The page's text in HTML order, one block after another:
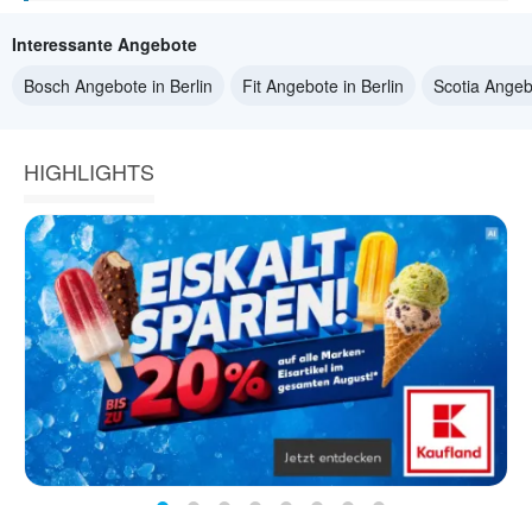
Interessante Angebote
Bosch Angebote in Berlin
Fit Angebote in Berlin Scotia
HIGHLIGHTS